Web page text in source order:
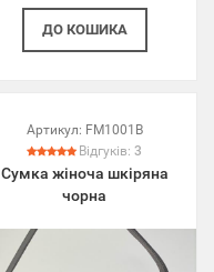
ДО КОШИКА
Артикул: FM1001B
Відгуків: 3
Сумка жіноча шкіряна
чорна